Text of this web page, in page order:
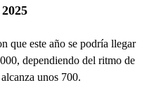
que este año se podría llegar
dependiendo del ritmo de
unos 700.